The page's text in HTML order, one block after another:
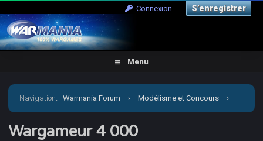
Connexion S’enregistrer
Menu
Navigation:Warmania Forum › Modélisme et Concours ›
Concours & défis › Wargameur 4 000
Wargameur 4 000